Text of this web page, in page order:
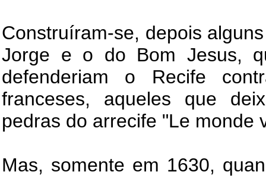
Construíram-se, depois
Jorge e o do Bom Jesus,
defenderiam o Recife
franceses, aqueles que
pedras do arrecife "Le monde
Mas, somente em 1630,